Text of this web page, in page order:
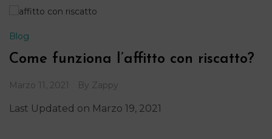
Blog
Come funziona l’affitto con riscatto?
Marzo 11, 2021 By Zappy
Last Updated on Marzo 19, 2021